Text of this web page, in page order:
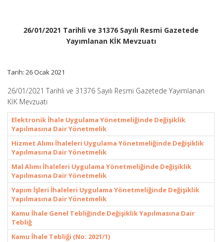
26/01/2021 Tarihli ve 31376 Sayılı Resmi Gazetede
Yayımlanan KİK Mevzuatı
Tarih: 26 Ocak 2021
26/01/2021 Tarihli ve 31376 Sayılı Resmi Gazetede Yayımlanan
KİK Mevzuatı
Elektronik İhale Uygulama Yönetmeliğinde Değişiklik
Yapılmasına Dair Yönetmelik
Hizmet Alımı İhaleleri Uygulama Yönetmeliğinde Değişiklik
Yapılmasına Dair Yönetmelik
Mal Alımı İhaleleri Uygulama Yönetmeliğinde Değişiklik
Yapılmasına Dair Yönetmelik
Yapım İşleri İhaleleri Uygulama Yönetmeliğinde Değişiklik
Yapılmasına Dair Yönetmelik
Kamu İhale Genel Tebliğinde Değişiklik Yapılmasına Dair
Tebliğ
Kamu İhale Tebliği (No: 2021/1)